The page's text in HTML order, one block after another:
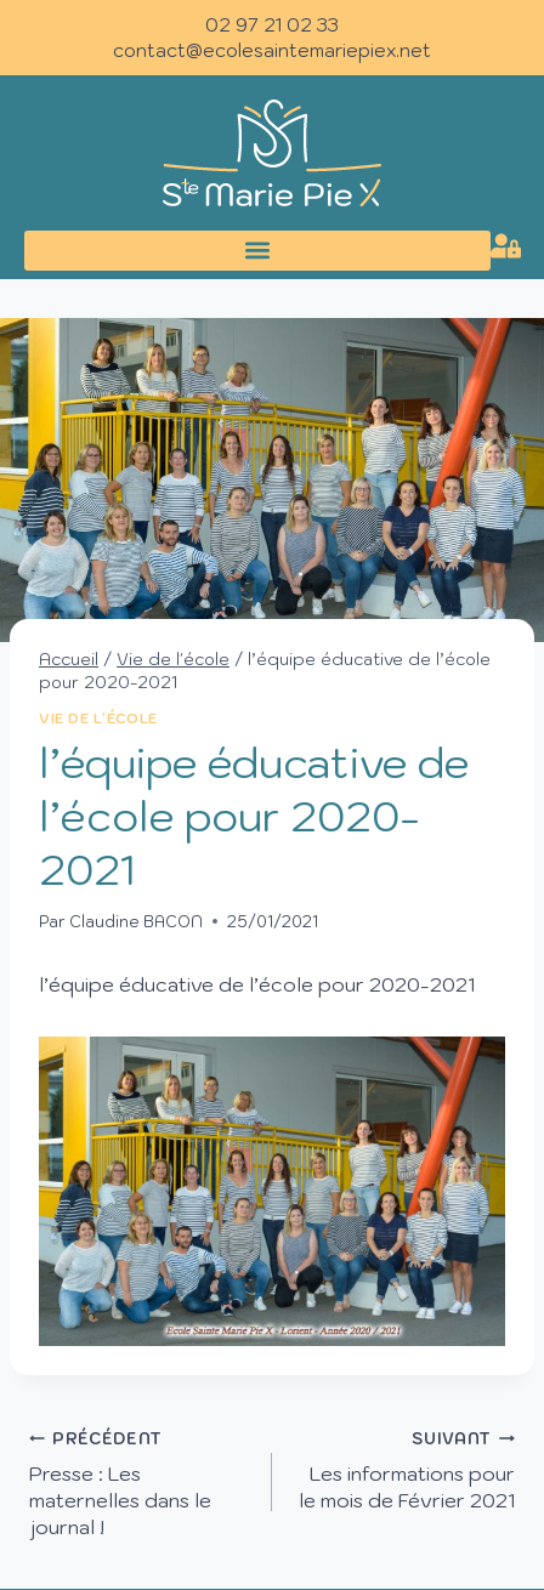
02 97 21 02 33
contact@ecolesaintemariepiex.net
Accueil / Vie de l'école / l’équipe éducative de l’école
pour 2020-2021
VIE DE L'ÉCOLE
l’équipe éducative de
l’école pour 2020-
2021
Par Claudine BACON 25/01/2021
l’équipe éducative de l’école pour 2020-2021
PRÉCÉDENT
Presse : Les
maternelles dans le
journal !
SUIVANT
Les informations pour
le mois de Février 2021